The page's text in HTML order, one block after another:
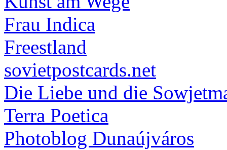
Frau Indica
Freestland
sovietpostcards.net
Die Liebe und die
Terra Poetica
Photoblog Dunaújváros